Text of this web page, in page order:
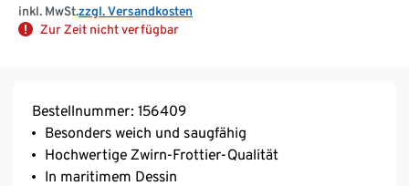
inkl. MwSt.zzgl. Versandkosten
Zur Zeit nicht verfügbar
Bestellnummer: 156409
Besonders weich und saugfähig
Hochwertige Zwirn-Frottier-Qualität
In maritimem Dessin